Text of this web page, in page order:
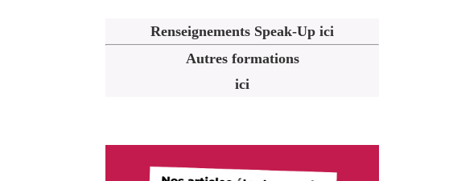
Renseignements Speak-Up ici
Autres formations
ici